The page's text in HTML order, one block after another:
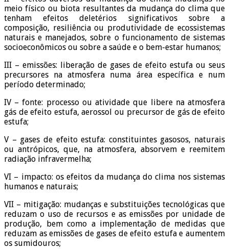
meio físico ou biota resultantes da mudança do clima que
tenham efeitos deletérios significativos sobre a
composição, resiliência ou produtividade de ecossistemas
naturais e manejados, sobre o funcionamento de sistemas
socioeconômicos ou sobre a saúde e o bem-estar humanos;
III – emissões: liberação de gases de efeito estufa ou seus
precursores na atmosfera numa área específica e num
período determinado;
IV – fonte: processo ou atividade que libere na atmosfera
gás de efeito estufa, aerossol ou precursor de gás de efeito
estufa;
V – gases de efeito estufa: constituintes gasosos, naturais
ou antrópicos, que, na atmosfera, absorvem e reemitem
radiação infravermelha;
VI – impacto: os efeitos da mudança do clima nos sistemas
humanos e naturais;
VII – mitigação: mudanças e substituições tecnológicas que
reduzam o uso de recursos e as emissões por unidade de
produção, bem como a implementação de medidas que
reduzam as emissões de gases de efeito estufa e aumentem
os sumidouros;